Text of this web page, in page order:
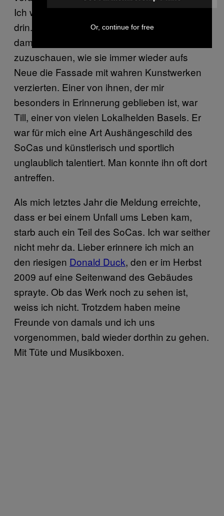
Ich war aber in all den Jahren nie wirklich
drin. Eher verbrachte ich die (Sommer-)Tage
damit, den vielen
zuzuschauen, wie sie immer wieder aufs
Neue die Fassade mit wahren Kunstwerken
verzierten. Einer von ihnen, der mir
besonders in Erinnerung geblieben ist, war
Till, einer von vielen Lokalhelden Basels. Er
war für mich eine Art Aushängeschild des
SoCas und künstlerisch und sportlich
unglaublich talentiert. Man konnte ihn oft dort
antreffen.
Als mich letztes Jahr die Meldung erreichte,
dass er bei einem Unfall ums Leben kam,
starb auch ein Teil des SoCas. Ich war seither
nicht mehr da. Lieber erinnere ich mich an
den riesigen Donald Duck, den er im Herbst
2009 auf eine Seitenwand des Gebäudes
sprayte. Ob das Werk noch zu sehen ist,
weiss ich nicht. Trotzdem haben meine
Freunde von damals und ich uns
vorgenommen, bald wieder dorthin zu gehen.
Mit Tüte und Musikboxen.
Or, continue for free